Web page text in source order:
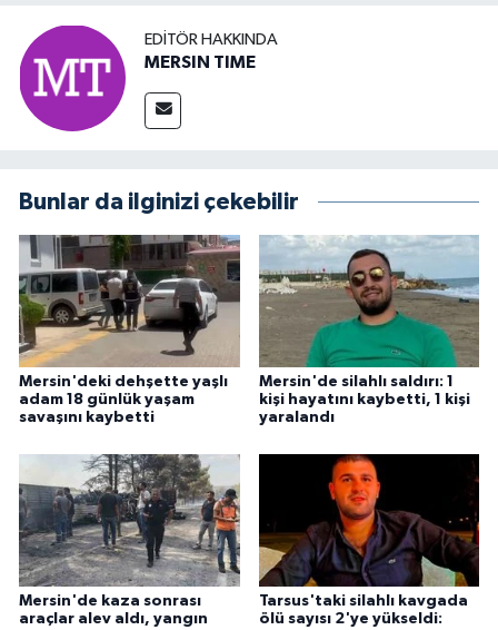
EDITÖR HAKKINDA
MERSIN TIME
Bunlar da ilginizi çekebilir
Mersin'deki dehşette yaşlı
adam 18 günlük yaşam
savaşını kaybetti
Mersin'de silahlı saldırı: 1
kişi hayatını kaybetti, 1 kişi
yaralandı
Mersin'de kaza sonrası
araçlar alev aldı, yangın
Tarsus'taki silahlı kavgada
ölü sayısı 2'ye yükseldi: